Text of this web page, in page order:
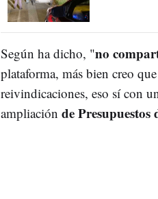
Según ha dicho, "no
plataforma, más bien creo
reivindicaciones, eso sí con
ampliación de Presupuestos